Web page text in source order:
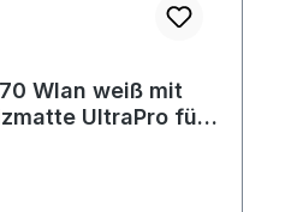
Wlan weiß mit
UltraPro für